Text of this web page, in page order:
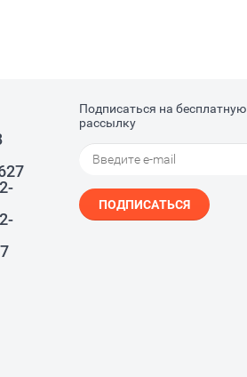
Подписаться на бесплатную
рассылку
ПОДПИСАТЬСЯ